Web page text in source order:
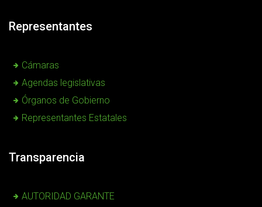
Representantes
Cámaras
Agendas legislativas
Órganos de Gobierno
Representantes Estatales
Transparencia
AUTORIDAD GARANTE